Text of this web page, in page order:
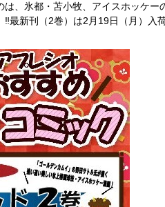
は、氷都・苫小牧、アイスホッケー
最新刊（2巻）は2月19日（月）入